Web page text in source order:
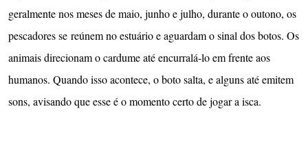
geralmente nos meses de maio, junho e julho, durante o outono, os
pescadores se reúnem no estuário e aguardam o sinal dos botos. Os
animais direcionam o cardume até encurralá-lo em frente aos
humanos. Quando isso acontece, o boto salta, e alguns até emitem
sons, avisando que esse é o momento certo de jogar a isca.